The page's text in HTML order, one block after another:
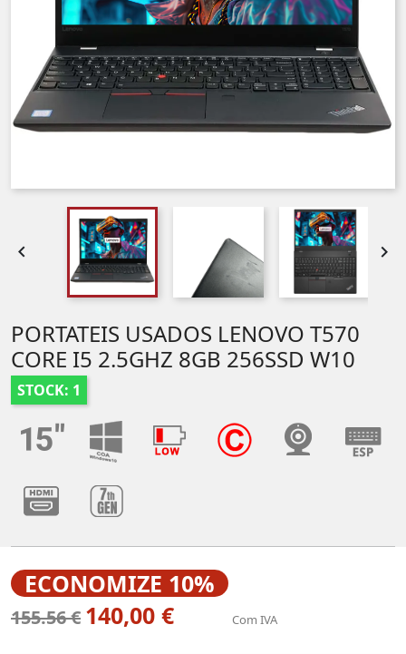
 
PORTATEIS USADOS LENOVO T570
CORE I5 2.5GHZ 8GB 256SSD W10
STOCK: 1
ECONOMIZE 10%
155.56 € 140,00 € Com IVA